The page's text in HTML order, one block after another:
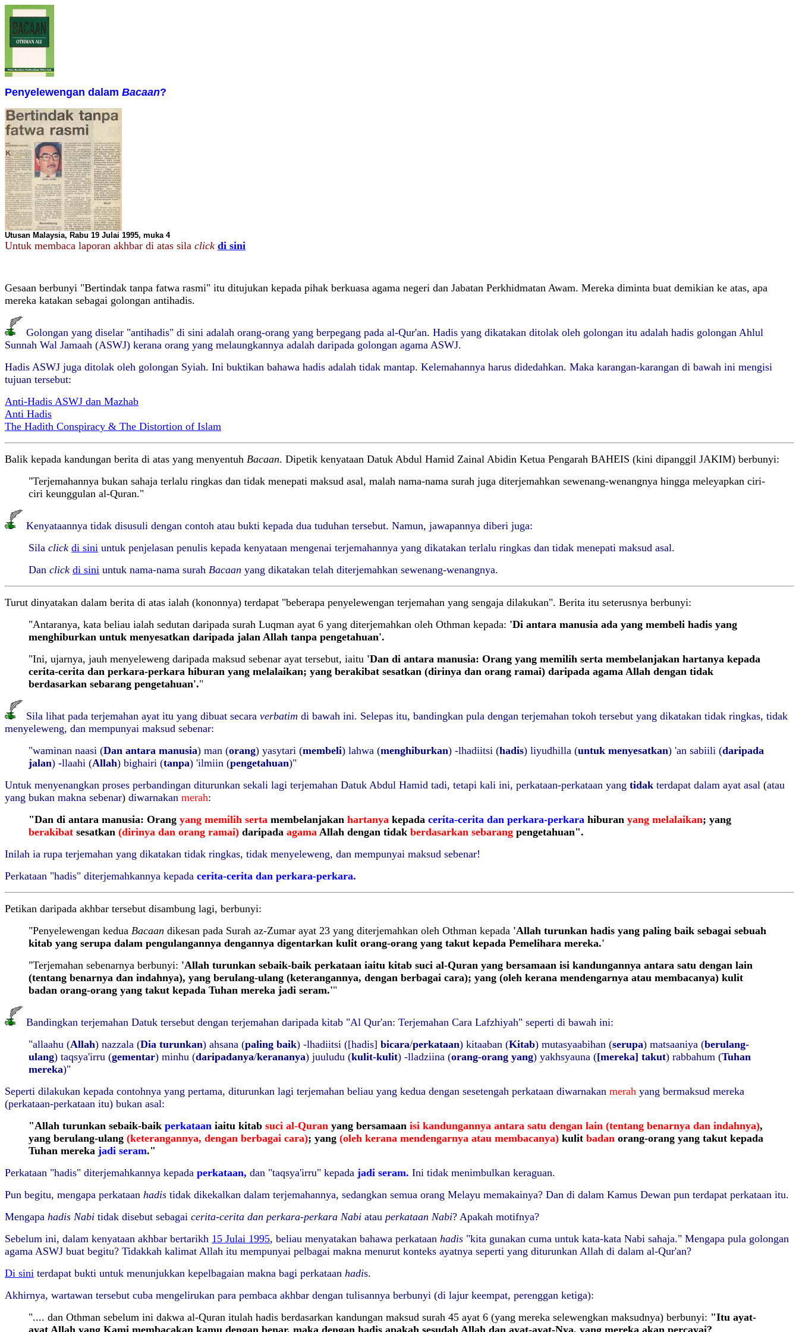
Penyelewengan dalam Bacaan?
Utusan Malaysia, Rabu 19 Julai 1995, muka 4
Untuk membaca laporan akhbar di atas sila click di sini
Gesaan berbunyi "Bertindak tanpa fatwa rasmi" itu ditujukan kepada pihak berkuasa agama negeri dan Jabatan Perkhidmatan Awam. Mereka diminta buat demikian ke atas, apa
mereka katakan sebagai golongan antihadis.
Golongan yang diselar "antihadis" di sini adalah orang-orang yang berpegang pada al-Qur'an. Hadis yang dikatakan ditolak oleh golongan itu adalah hadis golongan Ahlul
Sunnah Wal Jamaah (ASWJ) kerana orang yang melaungkannya adalah daripada golongan agama ASWJ.
Hadis ASWJ juga ditolak oleh golongan Syiah. Ini buktikan bahawa hadis adalah tidak mantap. Kelemahannya harus didedahkan. Maka karangan-karangan di bawah ini mengisi
tujuan tersebut:
Anti-Hadis ASWJ dan Mazhab
Anti Hadis
The Hadith Conspiracy & The Distortion of Islam
Balik kepada kandungan berita di atas yang menyentuh Bacaan. Dipetik kenyataan Datuk Abdul Hamid Zainal Abidin Ketua Pengarah BAHEIS (kini dipanggil JAKIM) berbunyi:
"Terjemahannya bukan sahaja terlalu ringkas dan tidak menepati maksud asal, malah nama-nama surah juga diterjemahkan sewenang-wenangnya hingga meleyapkan ciri-
ciri keunggulan al-Quran."
Kenyataannya tidak disusuli dengan contoh atau bukti kepada dua tuduhan tersebut. Namun, jawapannya diberi juga:
Sila click di sini untuk penjelasan penulis kepada kenyataan mengenai terjemahannya yang dikatakan terlalu ringkas dan tidak menepati maksud asal.
Dan click di sini untuk nama-nama surah Bacaan yang dikatakan telah diterjemahkan sewenang-wenangnya.
Turut dinyatakan dalam berita di atas ialah (kononnya) terdapat "beberapa penyelewengan terjemahan yang sengaja dilakukan". Berita itu seterusnya berbunyi:
"Antaranya, kata beliau ialah sedutan daripada surah Luqman ayat 6 yang diterjemahkan oleh Othman kepada: 'Di antara manusia ada yang membeli hadis yang
menghiburkan untuk menyesatkan daripada jalan Allah tanpa pengetahuan'.
"Ini, ujarnya, jauh menyeleweng daripada maksud sebenar ayat tersebut, iaitu 'Dan di antara manusia: Orang yang memilih serta membelanjakan hartanya kepada
cerita-cerita dan perkara-perkara hiburan yang melalaikan; yang berakibat sesatkan (dirinya dan orang ramai) daripada agama Allah dengan tidak
berdasarkan sebarang pengetahuan'."
Sila lihat pada terjemahan ayat itu yang dibuat secara verbatim di bawah ini. Selepas itu, bandingkan pula dengan terjemahan tokoh tersebut yang dikatakan tidak ringkas, tidak
menyeleweng, dan mempunyai maksud sebenar:
"waminan naasi (Dan antara manusia) man (orang) yasytari (membeli) lahwa (menghiburkan) -lhadiitsi (hadis) liyudhilla (untuk menyesatkan) 'an sabiili (daripada
jalan) -llaahi (Allah) bighairi (tanpa) 'ilmiin (pengetahuan)"
Untuk menyenangkan proses perbandingan diturunkan sekali lagi terjemahan Datuk Abdul Hamid tadi, tetapi kali ini, perkataan-perkataan yang tidak terdapat dalam ayat asal (atau
yang bukan makna sebenar) diwarnakan merah:
"Dan di antara manusia: Orang yang memilih serta membelanjakan hartanya kepada cerita-cerita dan perkara-perkara hiburan yang melalaikan; yang
berakibat sesatkan (dirinya dan orang ramai) daripada agama Allah dengan tidak berdasarkan sebarang pengetahuan".
Inilah ia rupa terjemahan yang dikatakan tidak ringkas, tidak menyeleweng, dan mempunyai maksud sebenar!
Perkataan "hadis" diterjemahkannya kepada cerita-cerita dan perkara-perkara.
Petikan daripada akhbar tersebut disambung lagi, berbunyi:
"Penyelewengan kedua Bacaan dikesan pada Surah az-Zumar ayat 23 yang diterjemahkan oleh Othman kepada 'Allah turunkan hadis yang paling baik sebagai sebuah
kitab yang serupa dalam pengulangannya dengannya digentarkan kulit orang-orang yang takut kepada Pemelihara mereka.'
"Terjemahan sebenarnya berbunyi: 'Allah turunkan sebaik-baik perkataan iaitu kitab suci al-Quran yang bersamaan isi kandungannya antara satu dengan lain
(tentang benarnya dan indahnya), yang berulang-ulang (keterangannya, dengan berbagai cara); yang (oleh kerana mendengarnya atau membacanya) kulit
badan orang-orang yang takut kepada Tuhan mereka jadi seram.'"
Bandingkan terjemahan Datuk tersebut dengan terjemahan daripada kitab "Al Qur'an: Terjemahan Cara Lafzhiyah" seperti di bawah ini:
"allaahu (Allah) nazzala (Dia turunkan) ahsana (paling baik) -lhadiitsi ([hadis] bicara/perkataan) kitaaban (Kitab) mutasyaabihan (serupa) matsaaniya (berulang-
ulang) taqsya'irru (gementar) minhu (daripadanya/kerananya) juuludu (kulit-kulit) -lladziina (orang-orang yang) yakhsyauna ([mereka] takut) rabbahum (Tuhan
mereka)"
Seperti dilakukan kepada contohnya yang pertama, diturunkan lagi terjemahan beliau yang kedua dengan sesetengah perkataan diwarnakan merah yang bermaksud mereka
(perkataan-perkataan itu) bukan asal:
"Allah turunkan sebaik-baik perkataan iaitu kitab suci al-Quran yang bersamaan isi kandungannya antara satu dengan lain (tentang benarnya dan indahnya),
yang berulang-ulang (keterangannya, dengan berbagai cara); yang (oleh kerana mendengarnya atau membacanya) kulit badan orang-orang yang takut kepada
Tuhan mereka jadi seram."
Perkataan "hadis" diterjemahkannya kepada perkataan, dan "taqsya'irru" kepada jadi seram. Ini tidak menimbulkan keraguan.
Pun begitu, mengapa perkataan hadis tidak dikekalkan dalam terjemahannya, sedangkan semua orang Melayu memakainya? Dan di dalam Kamus Dewan pun terdapat perkataan itu.
Mengapa hadis Nabi tidak disebut sebagai cerita-cerita dan perkara-perkara Nabi atau perkataan Nabi? Apakah motifnya?
Sebelum ini, dalam kenyataan akhbar bertarikh 15 Julai 1995, beliau menyatakan bahawa perkataan hadis "kita gunakan cuma untuk kata-kata Nabi sahaja." Mengapa pula golongan
agama ASWJ buat begitu? Tidakkah kalimat Allah itu mempunyai pelbagai makna menurut konteks ayatnya seperti yang diturunkan Allah di dalam al-Qur'an?
Di sini terdapat bukti untuk menunjukkan kepelbagaian makna bagi perkataan hadis.
Akhirnya, wartawan tersebut cuba mengelirukan para pembaca akhbar dengan tulisannya berbunyi (di lajur keempat, perenggan ketiga):
".... dan Othman sebelum ini dakwa al-Quran itulah hadis berdasarkan kandungan maksud surah 45 ayat 6 (yang mereka selewengkan maksudnya) berbunyi: "Itu ayat-
ayat Allah yang Kami membacakan kamu dengan benar, maka dengan hadis apakah sesudah Allah dan ayat-ayat-Nya, yang mereka akan percayai?